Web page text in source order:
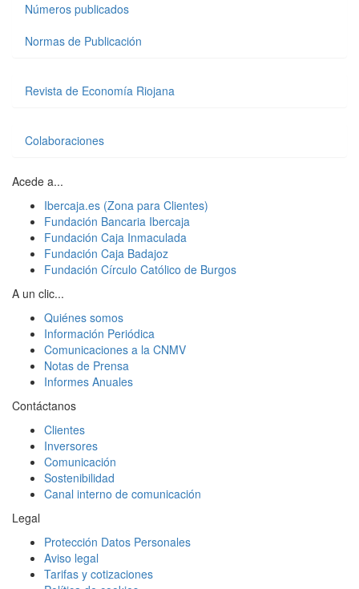
Números publicados
Normas de Publicación
Revista de Economía Riojana
Colaboraciones
Acede a...
Ibercaja.es (Zona para Clientes)
Fundación Bancaria Ibercaja
Fundación Caja Inmaculada
Fundación Caja Badajoz
Fundación Círculo Católico de Burgos
A un clic...
Quiénes somos
Información Periódica
Comunicaciones a la CNMV
Notas de Prensa
Informes Anuales
Contáctanos
Clientes
Inversores
Comunicación
Sostenibilidad
Canal interno de comunicación
Legal
Protección Datos Personales
Aviso legal
Tarifas y cotizaciones